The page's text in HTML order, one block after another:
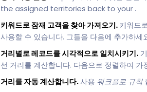
the assigned territories back to your .
키워드로 잠재 고객을 찾아 가져오기.키워드
사용할 수 있습니다. 그들을 다음에 추가하
거리별로 레코드를 시각적으로 일치시키기.
선 거리를 계산합니다. 다음으로 정렬하여
거리를 자동 계산합니다.사용 워크플로 규칙